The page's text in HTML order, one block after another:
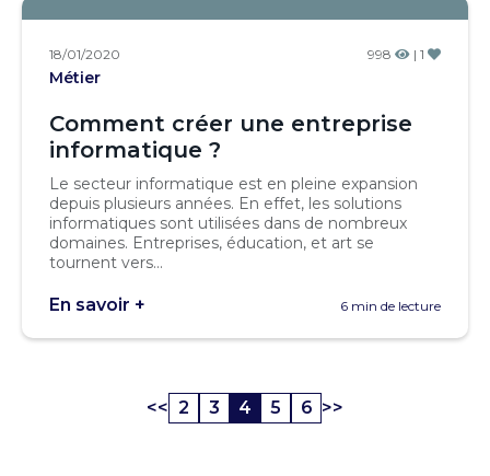
18/01/2020 998 | 1
Métier
Comment créer une entreprise
informatique ?
Le secteur informatique est en pleine expansion
depuis plusieurs années. En effet, les solutions
informatiques sont utilisées dans de nombreux
domaines. Entreprises, éducation, et art se
tournent vers...
En savoir + 6 min de lecture
<< 2 3 4 5 6 >>